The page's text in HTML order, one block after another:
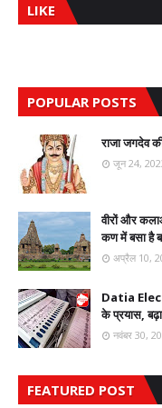
LIKE
POPULAR POSTS
राजा जगदेव
जून 24,
वीरों और
कण में बसा है
अप्रैल 10,
Datia
के प्रयास,
नवंबर 30,
FEATURED POST